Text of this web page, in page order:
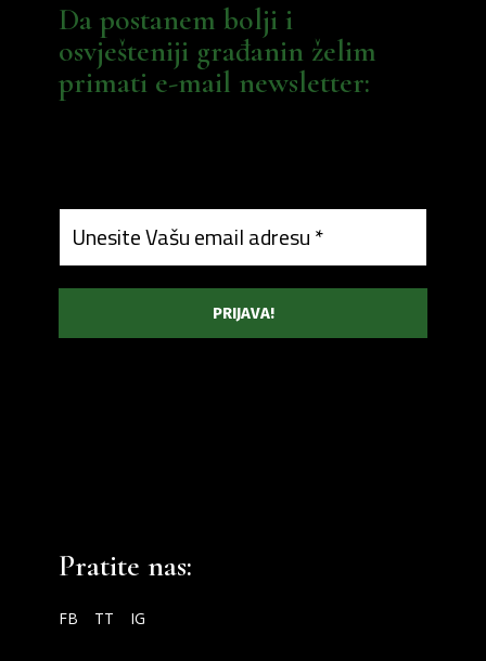
Da postanem bolji i
osvješteniji građanin želim
primati e-mail newsletter:
Pratite nas:
FB TT IG